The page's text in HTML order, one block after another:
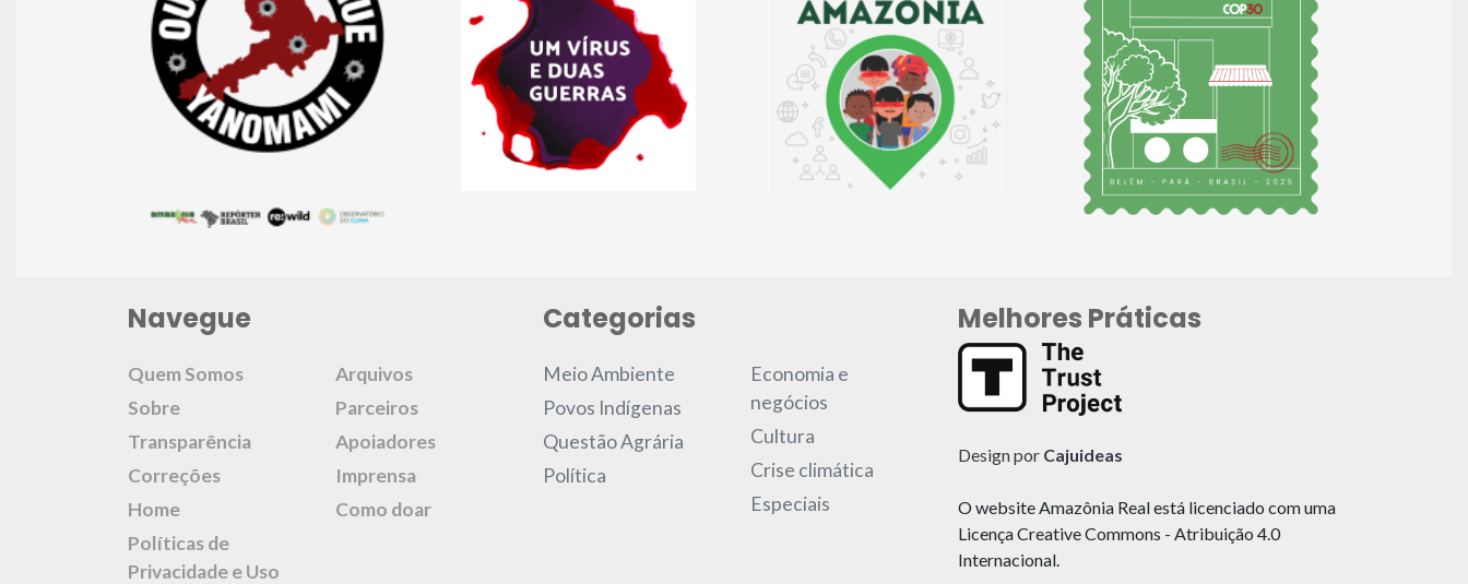
Navegue
Quem Somos
Sobre
Transparência
Correções
Home
Políticas de
Privacidade e Uso
Arquivos
Parceiros
Apoiadores
Imprensa
Como doar
Categorias
Meio Ambiente
Povos Indígenas
Questão Agrária
Política
Economia e
negócios
Cultura
Crise climática
Especiais
Melhores Práticas
Design por Cajuideas
O website Amazônia Real está licenciado com uma
Licença Creative Commons - Atribuição 4.0
Internacional.